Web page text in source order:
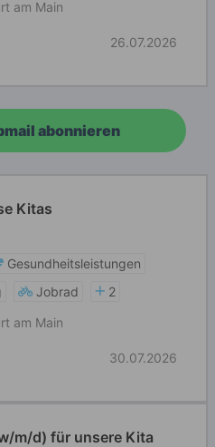
am Main
26.07.2026
abonnieren
Kitas
Gesundheitsleistungen
Jobrad
2
am Main
30.07.2026
m/d) für unsere Kita